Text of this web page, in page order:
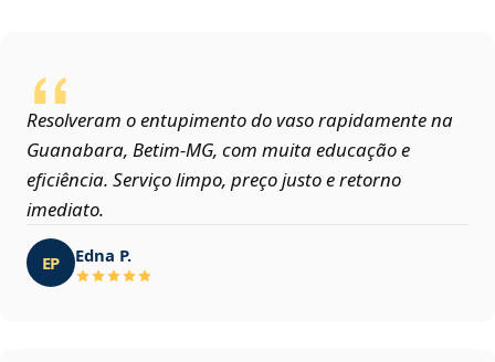
Resolveram o entupimento do vaso rapidamente na
Guanabara, Betim‑MG, com muita educação e
eficiência. Serviço limpo, preço justo e retorno
imediato.
EP Edna P.